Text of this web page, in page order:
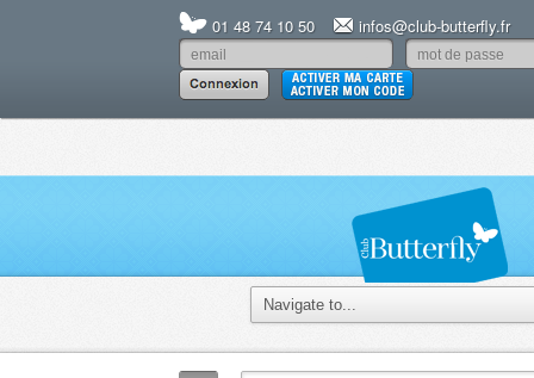
01 48 74 10 50 infos@club-butterfly.fr